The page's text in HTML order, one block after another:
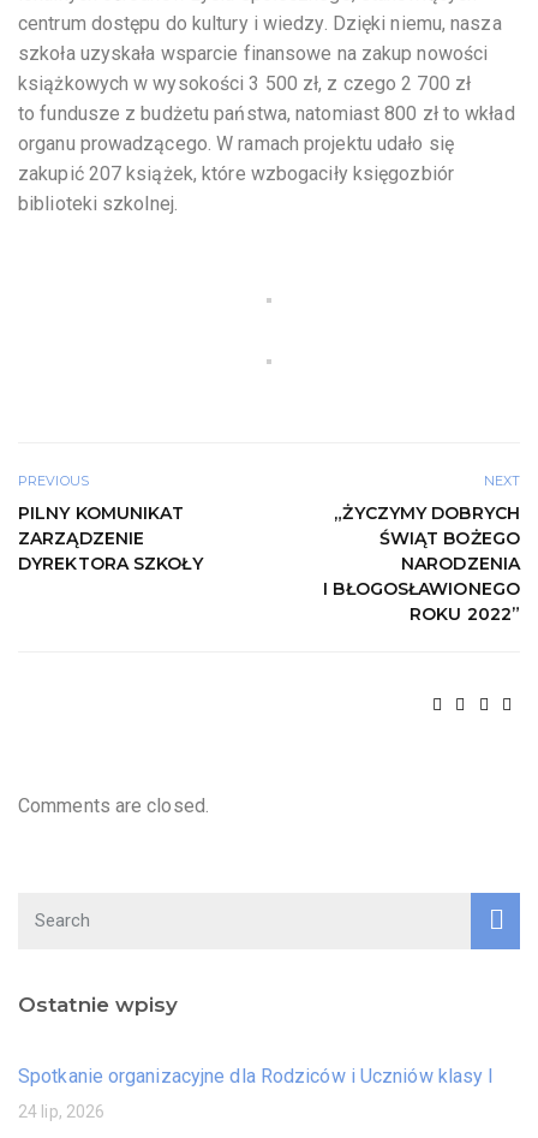
centrum dostępu do kultury i wiedzy. Dzięki niemu, nasza
szkoła uzyskała wsparcie finansowe na zakup nowości
książkowych w wysokości 3 500 zł, z czego 2 700 zł
to fundusze z budżetu państwa, natomiast 800 zł to wkład
organu prowadzącego. W ramach projektu udało się
zakupić 207 książek, które wzbogaciły księgozbiór
biblioteki szkolnej.
PREVIOUS
PILNY KOMUNIKAT
ZARZĄDZENIE
DYREKTORA SZKOŁY
NEXT
„ŻYCZYMY DOBRYCH
ŚWIĄT BOŻEGO
NARODZENIA
I BŁOGOSŁAWIONEGO
ROKU 2022”
Comments are closed.
Ostatnie wpisy
Spotkanie organizacyjne dla Rodziców i Uczniów klasy I
24 lip, 2026